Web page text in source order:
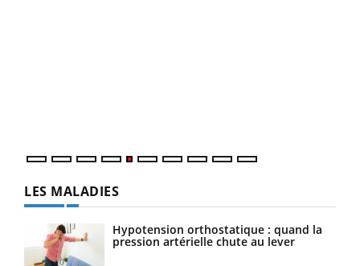
LES MALADIES
Hypotension orthostatique : quand la
pression artérielle chute au lever